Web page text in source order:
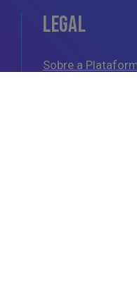
LEGAL
Sobre a